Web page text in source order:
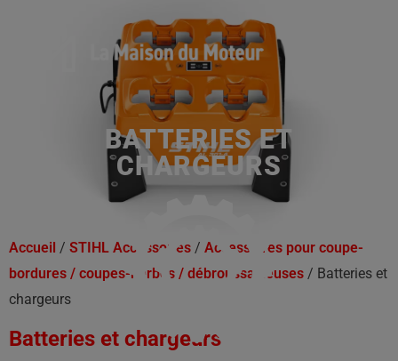
BATTERIES ET
CHARGEURS
Accueil / STIHL Accessoires / Accessoires pour coupe-
bordures / coupes-herbes / débroussailleuses / Batteries et
chargeurs
Batteries et chargeurs